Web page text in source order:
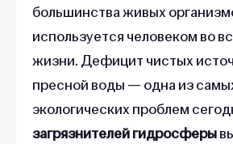
большинства живых
используется человеком во
жизни. Дефицит чистых
пресной воды — одна из
экологических проблем
загрязнителей гидросферы